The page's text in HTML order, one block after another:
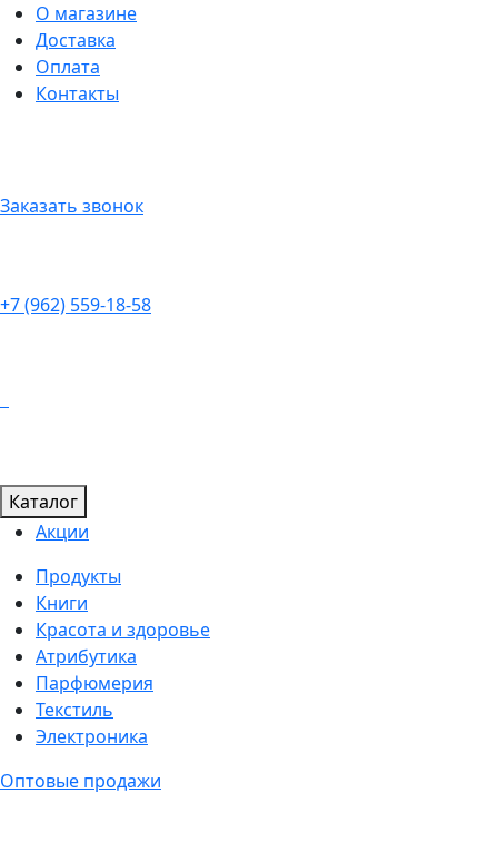
О магазине
Доставка
Оплата
Контакты
Заказать звонок
+7 (962) 559-18-58
Каталог
Акции
Продукты
Книги
Красота и здоровье
Атрибутика
Парфюмерия
Текстиль
Электроника
Оптовые продажи